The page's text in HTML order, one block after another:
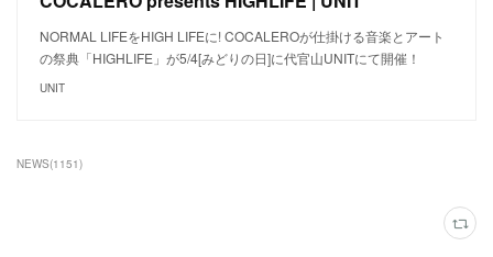
NORMAL LIFEをHIGH LIFEに! COCALEROが仕掛ける音楽とアート
の祭典「HIGHLIFE」が5/4[みどりの日]に代官山UNITにて開催！
UNIT
NEWS(1151)